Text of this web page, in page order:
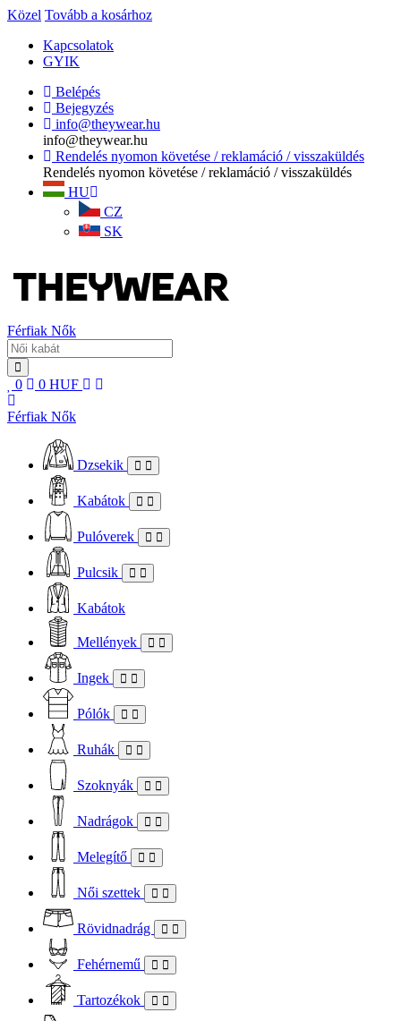
Közel Tovább a kosárhoz
Kapcsolatok
GYIK
Belépés
Bejegyzés
info@theywear.hu
info@theywear.hu
Rendelés nyomon követése / reklamáció / visszaküldés
Rendelés nyomon követése / reklamáció / visszaküldés
HU
CZ
SK
Férfiak Nők
0 0 HUF
Férfiak Nők
Dzsekik
Kabátok
Pulóverek
Pulcsik
Kabátok
Mellények
Ingek
Pólók
Ruhák
Szoknyák
Nadrágok
Melegítő
Női szettek
Rövidnadrág
Fehérnemű
Tartozékok